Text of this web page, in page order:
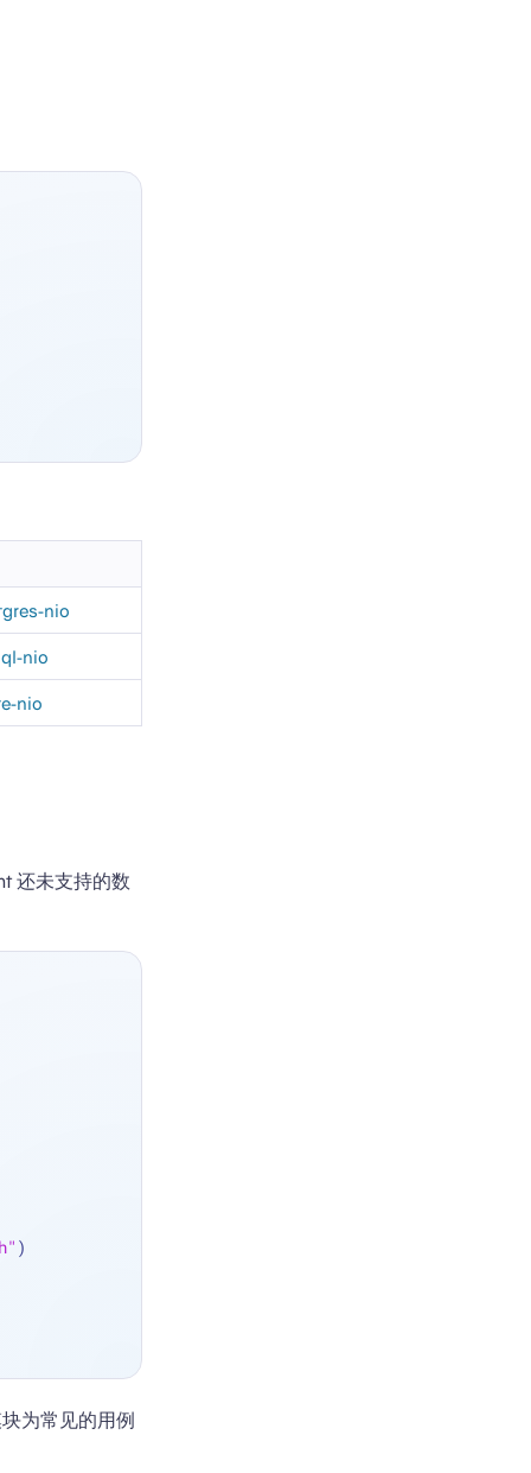
nio
nio
nio
还未支持的数
)
为常见的用例